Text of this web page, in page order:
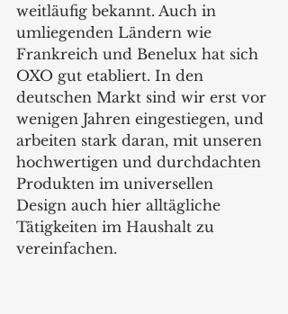
weitläufig bekannt. Auch in
umliegenden Ländern wie
Frankreich und Benelux hat sich
OXO gut etabliert. In den
deutschen Markt sind wir erst vor
wenigen Jahren eingestiegen, und
arbeiten stark daran, mit unseren
hochwertigen und durchdachten
Produkten im universellen
Design auch hier alltägliche
Tätigkeiten im Haushalt zu
vereinfachen.